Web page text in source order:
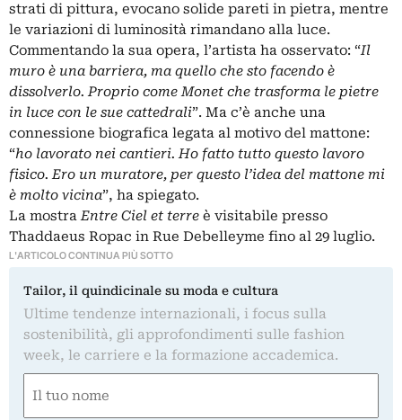
strati di pittura, evocano solide pareti in pietra, mentre
le variazioni di luminosità rimandano alla luce.
Commentando la sua opera, l’artista ha osservato: “Il
muro è una barriera, ma quello che sto facendo è
dissolverlo. Proprio come Monet che trasforma le pietre
in luce con le sue cattedrali”. Ma c’è anche una
connessione biografica legata al motivo del mattone:
“ho lavorato nei cantieri. Ho fatto tutto questo lavoro
fisico. Ero un muratore, per questo l’idea del mattone mi
è molto vicina”, ha spiegato.
La mostraEntre Ciel et terre è visitabile presso
Thaddaeus Ropac in Rue Debelleyme fino al 29 luglio.
L'ARTICOLO CONTINUA PIÙ SOTTO
Tailor, il quindicinale su moda e cultura
Ultime tendenze internazionali, i focus sulla
sostenibilità, gli approfondimenti sulle fashion
week, le carriere e la formazione accademica.
(Obbligatorio)